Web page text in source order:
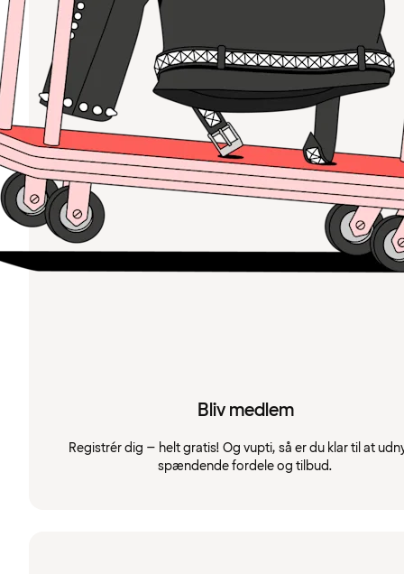
Bliv medlem
Registrér dig – helt gratis! Og vupti, så er du klar til at
spændende fordele og tilbud.